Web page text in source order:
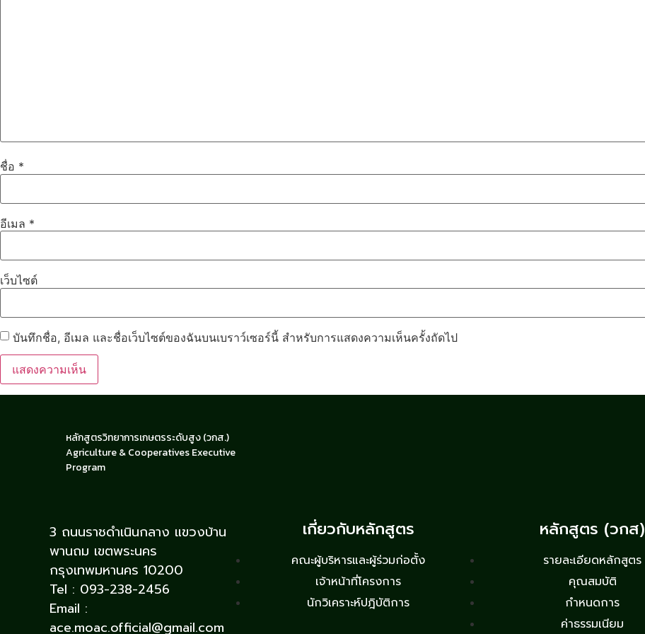
ชื่อ *
อีเมล *
เว็บไซต์
บันทึกชื่อ, อีเมล และชื่อเว็บไซต์ของฉันบนเบราว์เซอร์นี้ สำหรับการแสดงความเห็นครั้งถัดไป
หลักสูตรวิทยาการเกษตรระดับสูง (วกส.)
Agriculture & Cooperatives Executive
Program
3 ถนนราชดำเนินกลาง แขวงบ้าน
พานถม เขตพระนคร
กรุงเทพมหานคร 10200
Tel : 093-238-2456
Email :
ace.moac.official@gmail.com
เกี่ยวกับหลักสูตร
คณะผู้บริหารและผู้ร่วมก่อตั้ง
เจ้าหน้าที่โครงการ
นักวิเคราะห์ปฎิบัติการ
หลักสูตร (วกส)
รายละเอียดหลักสูตร
คุณสมบัติ
กำหนดการ
ค่าธรรมเนียม